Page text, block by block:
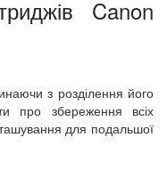
Canon
з розділення його
про збереження всіх
для подальшої